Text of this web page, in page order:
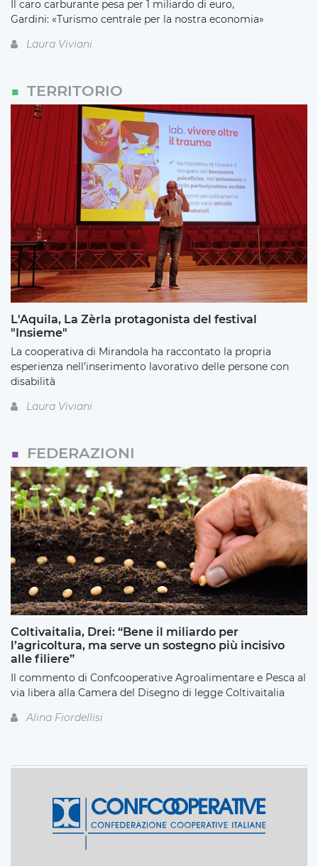
Il caro carburante pesa per 1 miliardo di euro,
Gardini: «Turismo centrale per la nostra economia»
Laura Viviani
TERRITORIO
L'Aquila, La Zèrla protagonista del festival
"Insieme"
La cooperativa di Mirandola ha raccontato la propria
esperienza nell’inserimento lavorativo delle persone con
disabilità
Laura Viviani
FEDERAZIONI
Coltivaitalia, Drei: “Bene il miliardo per
l’agricoltura, ma serve un sostegno più incisivo
alle filiere”
Il commento di Confcooperative Agroalimentare e Pesca al
via libera alla Camera del Disegno di legge Coltivaitalia
Alina Fiordellisi